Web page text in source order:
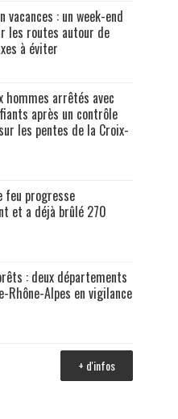
vacances : un week-end
les routes autour de
à éviter
hommes arrêtés avec
après un contrôle
les pentes de la Croix-
feu progresse
et a déjà brûlé 270
: deux départements
Rhône-Alpes en vigilance
+ d'infos